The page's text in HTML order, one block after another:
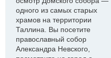
одного из самых старых
храмов на территории
Таллина. Вы посетите
православный собор
Александра Невского,